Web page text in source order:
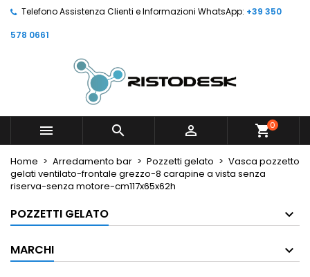
Telefono Assistenza Clienti e Informazioni WhatsApp: +39 350
578 0661
   shopping_cart0
Home Arredamento bar Pozzetti gelato
Vasca pozzetto
gelati ventilato-frontale grezzo-8 carapine a vista senza
riserva-senza motore-cm117x65x62h
POZZETTI GELATO
MARCHI